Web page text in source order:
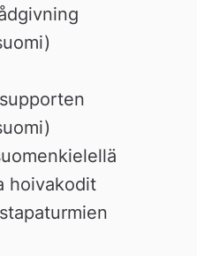
hoivakodit